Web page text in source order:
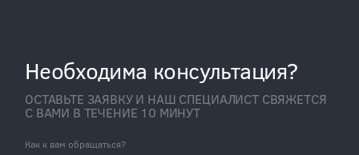
Необходима консультация?
ОСТАВЬТЕ ЗАЯВКУ И НАШ СПЕЦИАЛИСТ СВЯЖЕТСЯ
С ВАМИ В ТЕЧЕНИЕ 10 МИНУТ
Как к вам обращаться?